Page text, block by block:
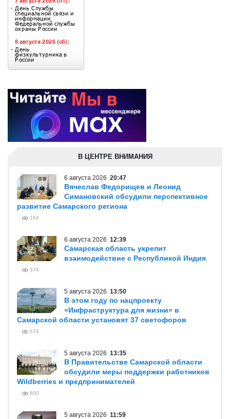
В ЦЕНТРЕ ВНИМАНИЯ
6 августа 2026 20:47
Вячеслав Федорищев и Леонид
Симановский обсудили перспективное
развитие Самарского региона
164
6 августа 2026 12:39
Самарская область укрепит
взаимодействие с Республикой Индия
374
5 августа 2026 13:50
В этом году по нацпроекту
«Инфраструктура для жизни» в
Самарской области установят 37 светофоров
674
5 августа 2026 13:35
В Правительстве Самарской области
обсудили меры поддержки работников
Wildberries и предпринимателей
800
5 августа 2026 11:59